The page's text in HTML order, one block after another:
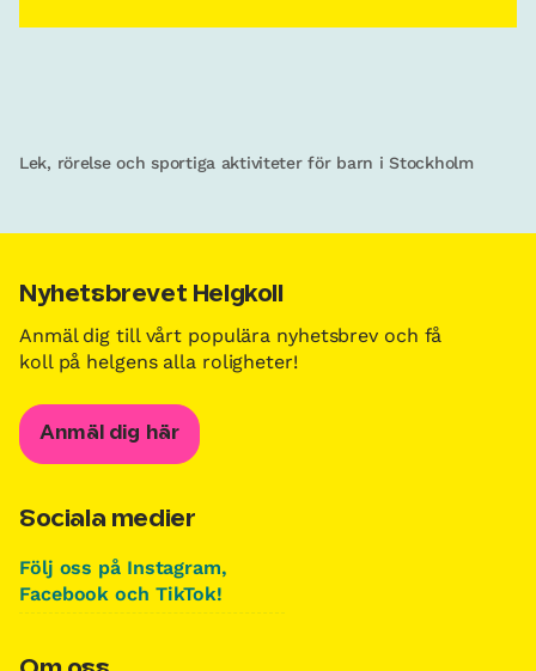
Lek, rörelse och sportiga aktiviteter för barn i Stockholm
Nyhetsbrevet Helgkoll
Anmäl dig till vårt populära nyhetsbrev och få
koll på helgens alla roligheter!
Anmäl dig här
Sociala medier
Följ oss på Instagram,
Facebook och TikTok!